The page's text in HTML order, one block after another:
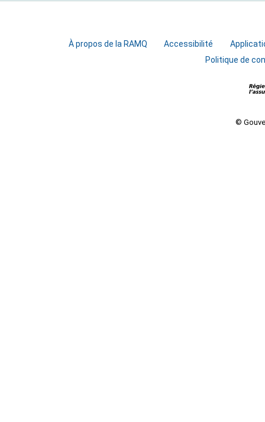
À propos de la RAMQ Accessibilité
Politique de
©